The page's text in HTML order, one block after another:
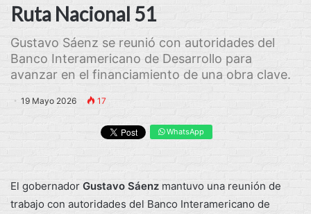
Ruta Nacional 51
Gustavo Sáenz se reunió con autoridades del
Banco Interamericano de Desarrollo para
avanzar en el financiamiento de una obra clave.
19 Mayo 2026 17
WhatsApp
El gobernador Gustavo Sáenz mantuvo una reunión de
trabajo con autoridades del Banco Interamericano de